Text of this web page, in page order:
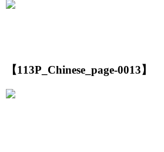
【113P_Chinese_page-0013】